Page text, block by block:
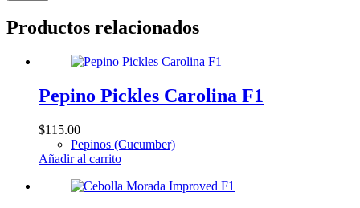
Productos relacionados
Pepino Pickles Carolina F1
$115.00
Pepinos (Cucumber)
Añadir al carrito